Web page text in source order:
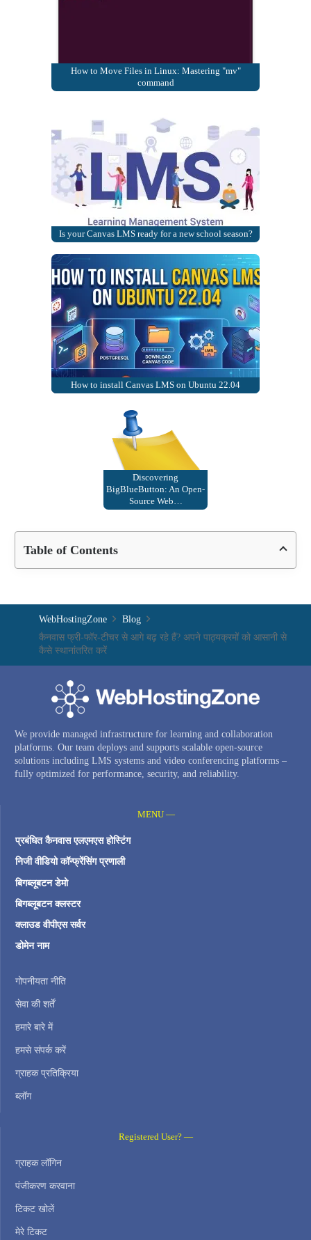
How to Move Files in Linux: Mastering "mv"
command
Is your Canvas LMS ready for a new school season?
How to install Canvas LMS on Ubuntu 22.04
Discovering
BigBlueButton: An Open-
Source Web…
Table of Contents
WebHostingZone
Blog
कैनवास फ्री-फॉर-टीचर से आगे बढ़ रहे हैं? अपने पाठ्यक्रमों को आसानी से
कैसे स्थानांतरित करें
We provide managed infrastructure for learning and collaboration
platforms. Our team deploys and supports scalable open-source
solutions including LMS systems and video conferencing platforms –
fully optimized for performance, security, and reliability.
MENU —
प्रबंधित कैनवास एलएमएस होस्टिंग
निजी वीडियो कॉन्फ्रेंसिंग प्रणाली
बिगब्लूबटन डेमो
बिगब्लूबटन क्लस्टर
क्लाउड वीपीएस सर्वर
डोमेन नाम
गोपनीयता नीति
सेवा की शर्तें
हमारे बारे में
हमसे संपर्क करें
ग्राहक प्रतिक्रिया
ब्लॉग
Registered User? —
ग्राहक लॉगिन
पंजीकरण करवाना
टिकट खोलें
मेरे टिकट